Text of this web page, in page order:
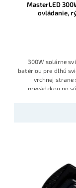
MasterLED
ovládanie,
300W solárne
batériou pre dlhú
vrchnej
prevádzkou po